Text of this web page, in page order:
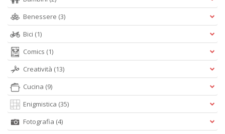
Benessere (3)
Bici (1)
Comics (1)
Creatività (13)
Cucina (9)
Enigmistica (35)
Fotografia (4)